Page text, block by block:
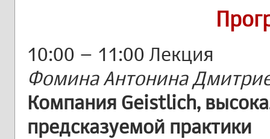
10:00 – 11:00 Лекция
Фомина Антонина
Компания Geistlich,
предсказуемой практики